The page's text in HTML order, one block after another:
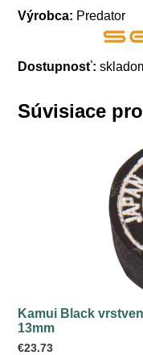
Výrobca: Predator
Dostupnosť:
Súvisiace
Kamui Black
13mm
€23.73